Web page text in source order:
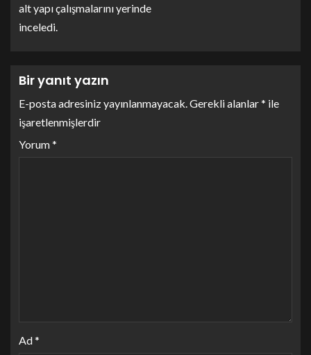
alt yapı çalışmalarını yerinde
inceledi.
Bir yanıt yazın
E-posta adresiniz yayınlanmayacak. Gerekli alanlar* ile
işaretlenmişlerdir
Yorum*
Ad*